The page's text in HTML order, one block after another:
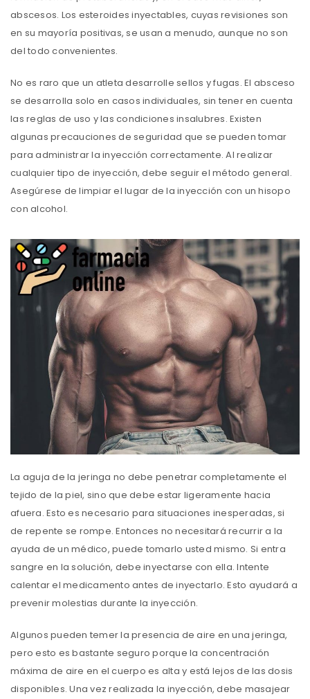
abscesos. Los esteroides inyectables, cuyas revisiones son
en su mayoría positivas, se usan a menudo, aunque no son
del todo convenientes.
No es raro que un atleta desarrolle sellos y fugas. El absceso
se desarrolla solo en casos individuales, sin tener en cuenta
las reglas de uso y las condiciones insalubres. Existen
algunas precauciones de seguridad que se pueden tomar
para administrar la inyección correctamente. Al realizar
cualquier tipo de inyección, debe seguir el método general.
Asegúrese de limpiar el lugar de la inyección con un hisopo
con alcohol.
La aguja de la jeringa no debe penetrar completamente el
tejido de la piel, sino que debe estar ligeramente hacia
afuera. Esto es necesario para situaciones inesperadas, si
de repente se rompe. Entonces no necesitará recurrir a la
ayuda de un médico, puede tomarlo usted mismo. Si entra
sangre en la solución, debe inyectarse con ella. Intente
calentar el medicamento antes de inyectarlo. Esto ayudará a
prevenir molestias durante la inyección.
Algunos pueden temer la presencia de aire en una jeringa,
pero esto es bastante seguro porque la concentración
máxima de aire en el cuerpo es alta y está lejos de las dosis
disponibles. Una vez realizada la inyección, debe masajear